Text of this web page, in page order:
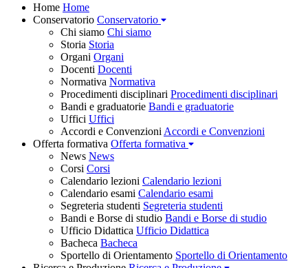
Home Home
Conservatorio Conservatorio
Chi siamo Chi siamo
Storia Storia
Organi Organi
Docenti Docenti
Normativa Normativa
Procedimenti disciplinari Procedimenti disciplinari
Bandi e graduatorie Bandi e graduatorie
Uffici Uffici
Accordi e Convenzioni Accordi e Convenzioni
Offerta formativa Offerta formativa
News News
Corsi Corsi
Calendario lezioni Calendario lezioni
Calendario esami Calendario esami
Segreteria studenti Segreteria studenti
Bandi e Borse di studio Bandi e Borse di studio
Ufficio Didattica Ufficio Didattica
Bacheca Bacheca
Sportello di Orientamento Sportello di Orientamento